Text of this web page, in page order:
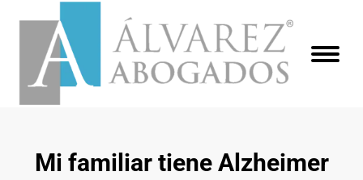
Mi familiar tiene Alzheimer